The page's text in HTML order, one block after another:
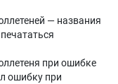
— названия
при ошибке
ошибку при